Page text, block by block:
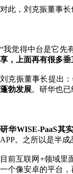
对此，刘克振董事长
“我觉得中台是它先
享，上面再有很多垂
刘克振董事长提出
蓬勃发展。研华也
研华WISE-PaaS其
APP。之所以是半成
目前互联网+领域里
一个像安卓的平台，